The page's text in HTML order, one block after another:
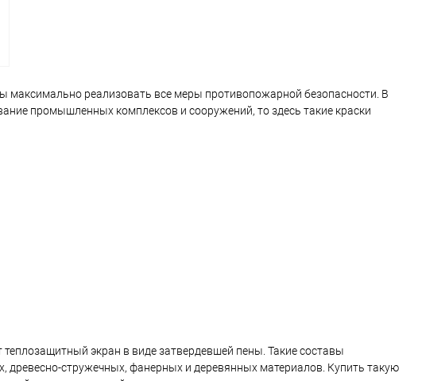
максимально реализовать все меры противопожарной безопасности. В
промышленных комплексов и сооружений, то здесь такие краски
экран в виде затвердевшей пены. Такие составы
стружечных, фанерных и деревянных материалов. Купить такую